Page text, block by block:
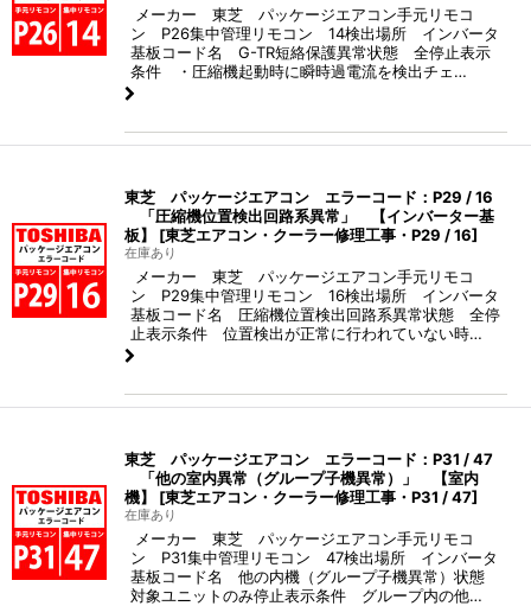
メーカー 東芝 パッケージエアコン手元リモコ
ン P26集中管理リモコン 14検出場所 インバータ
基板コード名 G-TR短絡保護異常状態 全停止表示
条件 ・圧縮機起動時に瞬時過電流を検出チェ…
東芝 パッケージエアコン エラーコード：P29 / 16
「圧縮機位置検出回路系異常」 【インバーター基
板】
[東芝エアコン・クーラー修理工事・P29 / 16]
在庫あり
メーカー 東芝 パッケージエアコン手元リモコ
ン P29集中管理リモコン 16検出場所 インバータ
基板コード名 圧縮機位置検出回路系異常状態 全停
止表示条件 位置検出が正常に行われていない時…
東芝 パッケージエアコン エラーコード：P31 / 47
「他の室内異常（グループ子機異常）」 【室内
機】
[東芝エアコン・クーラー修理工事・P31 / 47]
在庫あり
メーカー 東芝 パッケージエアコン手元リモコ
ン P31集中管理リモコン 47検出場所 インバータ
基板コード名 他の内機（グループ子機異常）状態
対象ユニットのみ停止表示条件 グループ内の他…